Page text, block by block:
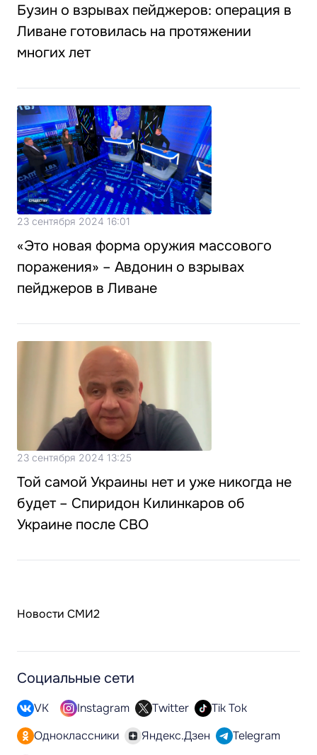
Бузин о взрывах пейджеров: операция в
Ливане готовилась на протяжении
многих лет
23 сентября 2024 16:01
«Это новая форма оружия массового
поражения» – Авдонин о взрывах
пейджеров в Ливане
23 сентября 2024 13:25
Той самой Украины нет и уже никогда не
будет – Спиридон Килинкаров об
Украине после СВО
Новости СМИ2
Социальные сети
VK Instagram Twitter
Tik Tok
Одноклассники
Яндекс.Дзен
Telegram